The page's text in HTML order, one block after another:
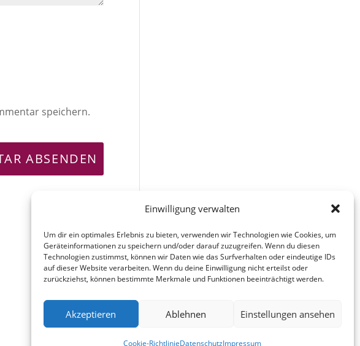
Einwilligung verwalten
Um dir ein optimales Erlebnis zu bieten, verwenden wir Technologien wie Cookies, um
Geräteinformationen zu speichern und/oder darauf zuzugreifen. Wenn du diesen
Technologien zustimmst, können wir Daten wie das Surfverhalten oder eindeutige IDs
auf dieser Website verarbeiten. Wenn du deine Einwilligung nicht erteilst oder
zurückziehst, können bestimmte Merkmale und Funktionen beeinträchtigt werden.
Akzeptieren Ablehnen Einstellungen ansehen
Cookie-RichtlinieDatenschutzImpressum
speichern.